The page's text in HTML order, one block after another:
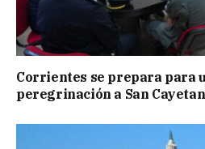
Corrientes se prepara para
peregrinación a San